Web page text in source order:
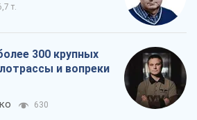
т.
300 крупных
и вопреки
630